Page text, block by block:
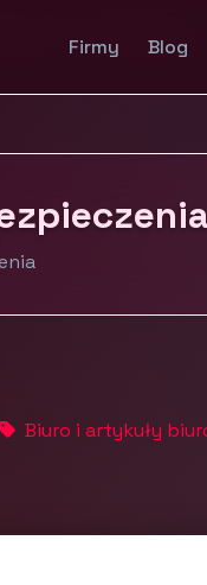
Firmy Blog
i ubezpieczenia
Biuro i artykuły